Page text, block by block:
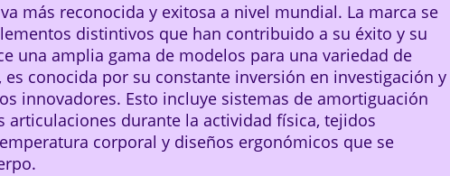
más reconocida y exitosa a nivel mundial. La marca se
distintivos que han contribuido a su éxito y su
una amplia gama de modelos para una variedad de
conocida por su constante inversión en investigación y
innovadores. Esto incluye sistemas de amortiguación
articulaciones durante la actividad física, tejidos
corporal y diseños ergonómicos que se